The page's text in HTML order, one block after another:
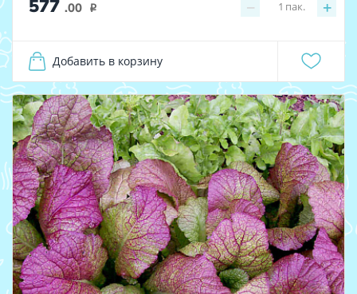
577 .00 i − +
1 пак.
Добавить в корзину